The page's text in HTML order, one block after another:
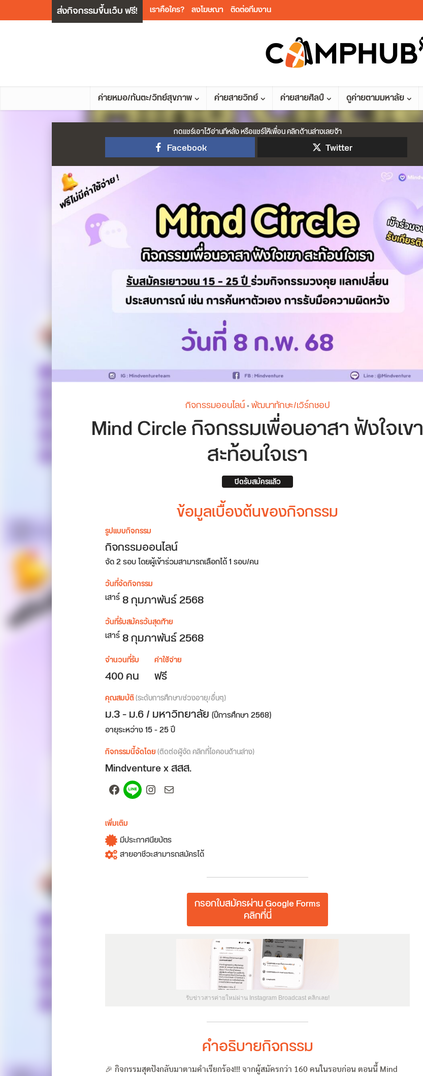
ส่งกิจกรรมขึ้นเว็บ ฟรี! เราคือใคร? ลงโฆษณา ติดต่อทีมงาน
ค่ายหมอ/ทันตะ/วิทย์สุขภาพ ค่ายสายวิทย์ ค่ายสายศิลป์ ดูค่ายตามมหาลัย
กดแชร์เอาไว้อ่านทีหลัง หรือแชร์ให้เพื่อน คลิกด้านล่างเลยจ้า
Facebook Twitter
กิจกรรมออนไลน์•พัฒนาทักษะ/เวิร์กชอป
Mind Circle กิจกรรมเพื่อนอาสา ฟังใจเขา
สะท้อนใจเรา
ปิดรับสมัครแล้ว
ข้อมูลเบื้องต้นของกิจกรรม
รูปแบบกิจกรรม
กิจกรรมออนไลน์
จัด 2 รอบ โดยผู้เข้าร่วมสามารถเลือกได้ 1 รอบ/คน
วันที่จัดกิจกรรม
เสาร์8กุมภาพันธ์ 2568
วันที่รับสมัครวันสุดท้าย
เสาร์8 กุมภาพันธ์ 2568
จำนวนที่รับ
400 คน
ค่าใช้จ่าย
ฟรี
คุณสมบัติ(ระดับการศึกษา/ช่วงอายุ/อื่นๆ)
ม.3 - ม.6 / มหาวิทยาลัย (ปีการศึกษา 2568)
อายุระหว่าง 15 - 25 ปี
กิจกรรมนี้จัดโดย(ติดต่อผู้จัด คลิกที่ไอคอนด้านล่าง)
Mindventure x สสส.
Facebook
SpotifyInstagram
Mail
เพิ่มเติม
มีประกาศนียบัตร
สายอาชีวะสามารถสมัครได้
กรอกใบสมัครผ่าน Google Forms
คลิกที่นี่
รับข่าวสารค่ายใหม่ผ่าน Instagram Broadcast คลิกเลย!
คำอธิบายกิจกรรม
🎉 กิจกรรมสุดปังกลับมาตามคำเรียกร้อง!!! จากผู้สมัครกว่า 160 คนในรอบก่อน ตอนนี้ Mind